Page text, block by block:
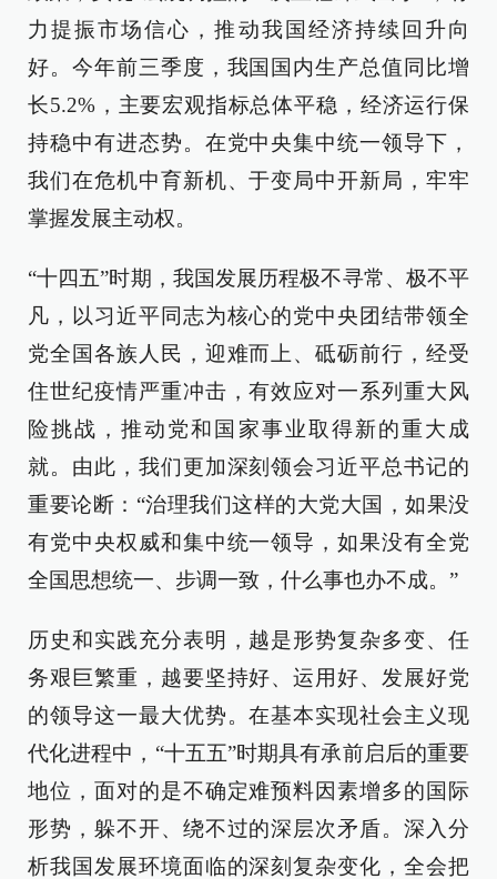
力提振市场信心，推动我国经济持续回升向
好。今年前三季度，我国国内生产总值同比增
长5.2%，主要宏观指标总体平稳，经济运行保
持稳中有进态势。在党中央集中统一领导下，
我们在危机中育新机、于变局中开新局，牢牢
掌握发展主动权。
“十四五”时期，我国发展历程极不寻常、极不平
凡，以习近平同志为核心的党中央团结带领全
党全国各族人民，迎难而上、砥砺前行，经受
住世纪疫情严重冲击，有效应对一系列重大风
险挑战，推动党和国家事业取得新的重大成
就。由此，我们更加深刻领会习近平总书记的
重要论断：“治理我们这样的大党大国，如果没
有党中央权威和集中统一领导，如果没有全党
全国思想统一、步调一致，什么事也办不成。”
历史和实践充分表明，越是形势复杂多变、任
务艰巨繁重，越要坚持好、运用好、发展好党
的领导这一最大优势。在基本实现社会主义现
代化进程中，“十五五”时期具有承前启后的重要
地位，面对的是不确定难预料因素增多的国际
形势，躲不开、绕不过的深层次矛盾。深入分
析我国发展环境面临的深刻复杂变化，全会把